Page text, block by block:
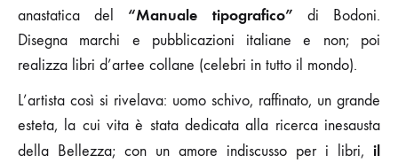
anastatica del “Manuale tipografico” di Bodoni.
Disegna marchi e pubblicazioni italiane e non; poi
realizza libri d’artee collane (celebri in tutto il mondo).
L’artista così si rivelava: uomo schivo, raffinato, un grande
esteta, la cui vita è stata dedicata alla ricerca inesausta
della Bellezza; con un amore indiscusso per i libri, il